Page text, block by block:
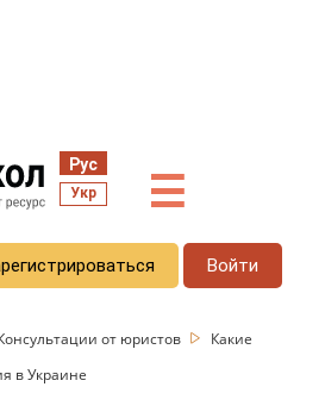
Рус
Укр ☰
Войти
от юристов
Какие
в Украине